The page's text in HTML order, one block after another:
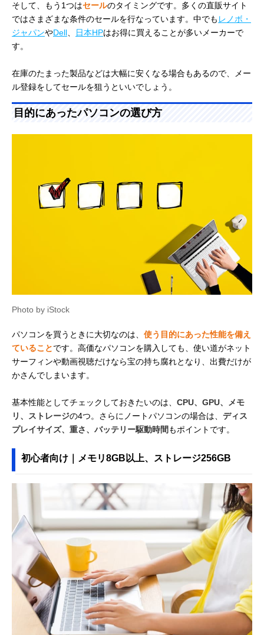
そして、もう1つはセールのタイミングです。多くの直販サイト
ではさまざまな条件のセールを行なっています。中でも レノボ・
ジャパンやDell、 日本HPはお得に買えることが多いメーカーで
す。
在庫のたまった製品などは大幅に安くなる場合もあるので、メー
ル登録をしてセールを狙うといいでしょう。
目的にあったパソコンの選び方
Photo by iStock
パソコンを買うときに大切なのは、 使う目的にあった性能を備え
ていることです。高価なパソコンを購入しても、使い道がネット
サーフィンや動画視聴だけなら宝の持ち腐れとなり、出費だけが
かさんでしまいます。
基本性能としてチェックしておきたいのは、 CPU、GPU、メモ
リ、ストレージの4つ。さらにノートパソコンの場合は、 ディス
プレイサイズ、重さ、バッテリー駆動時間 もポイントです。
初心者向け｜メモリ8GB以上、ストレージ256GB